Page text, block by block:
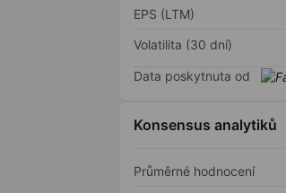
EPS (LTM)
Volatilita (30 dní)
Data poskytnuta od
Konsensus analytiků
Průměrné hodnocení